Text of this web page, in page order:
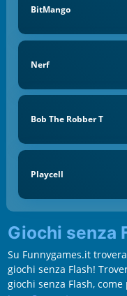
BitMango
Nerf
Bob The Robber T
Playcell
Giochi senza
Su Funnygames.it
giochi senza Flash!
giochi senza Flash,